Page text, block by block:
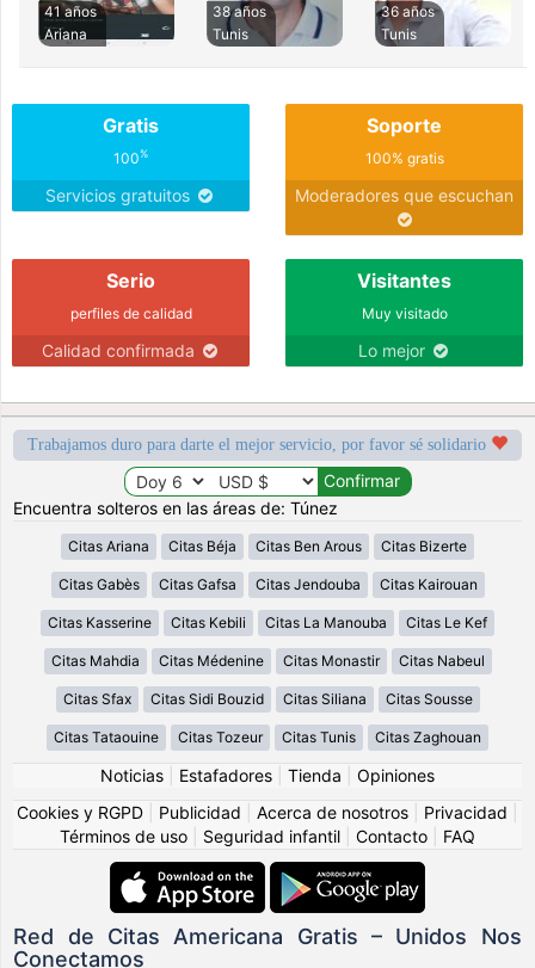
41 años
Ariana
38 años
Tunis
36 años
Tunis
Gratis
100%
Servicios gratuitos
Soporte
100% gratis
Moderadores que escuchan
Serio
perfiles de calidad
Calidad confirmada
Visitantes
Muy visitado
Lo mejor
Trabajamos duro para darte el mejor servicio, por favor sé solidario
Encuentra solteros en las áreas de: Túnez
Citas Ariana Citas Béja Citas Ben Arous Citas Bizerte
Citas Gabès Citas Gafsa Citas Jendouba Citas Kairouan
Citas Kasserine Citas Kebili Citas La Manouba Citas Le Kef
Citas Mahdia Citas Médenine Citas Monastir Citas Nabeul
Citas Sfax Citas Sidi Bouzid Citas Siliana Citas Sousse
Citas Tataouine Citas Tozeur Citas Tunis Citas Zaghouan
Noticias Estafadores Tienda
Opiniones
Cookies y RGPD
Publicidad Acerca de nosotros Privacidad
Términos de uso
Seguridad infantil Contacto FAQ
Red de Citas Americana Gratis – Unidos Nos
Conectamos